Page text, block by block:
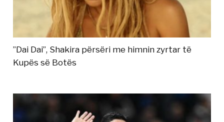
”Dai Dai”, Shakira përsëri me himnin zyrtar të
Kupës së Botës